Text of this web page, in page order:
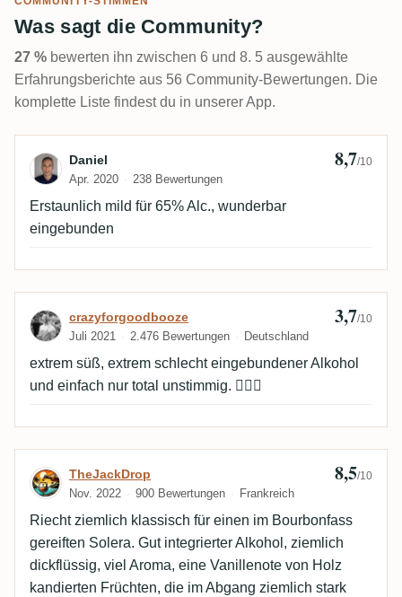
Was sagt die Community?
27 % bewerten ihn zwischen 6 und 8. 5 ausgewählte
Erfahrungsberichte aus 56 Community-Bewertungen. Die
komplette Liste findest du in unserer App.
Bewertung von Daniel
Daniel
Apr. 2020 238 Bewertungen
8,7/10
Erstaunlich mild für 65% Alc., wunderbar
eingebunden
Bewertung von crazyforgoodbooze
crazyforgoodbooze
Juli 2021 2.476 Bewertungen Deutschland
3,7/10
extrem süß, extrem schlecht eingebundener Alkohol
und einfach nur total unstimmig. 🤦🏼‍♂️
Bewertung von TheJackDrop
TheJackDrop
Nov. 2022 900 Bewertungen Frankreich
8,5/10
Riecht ziemlich klassisch für einen im Bourbonfass
gereiften Solera. Gut integrierter Alkohol, ziemlich
dickflüssig, viel Aroma, eine Vanillenote von Holz
kandierten Früchten, die im Abgang ziemlich stark